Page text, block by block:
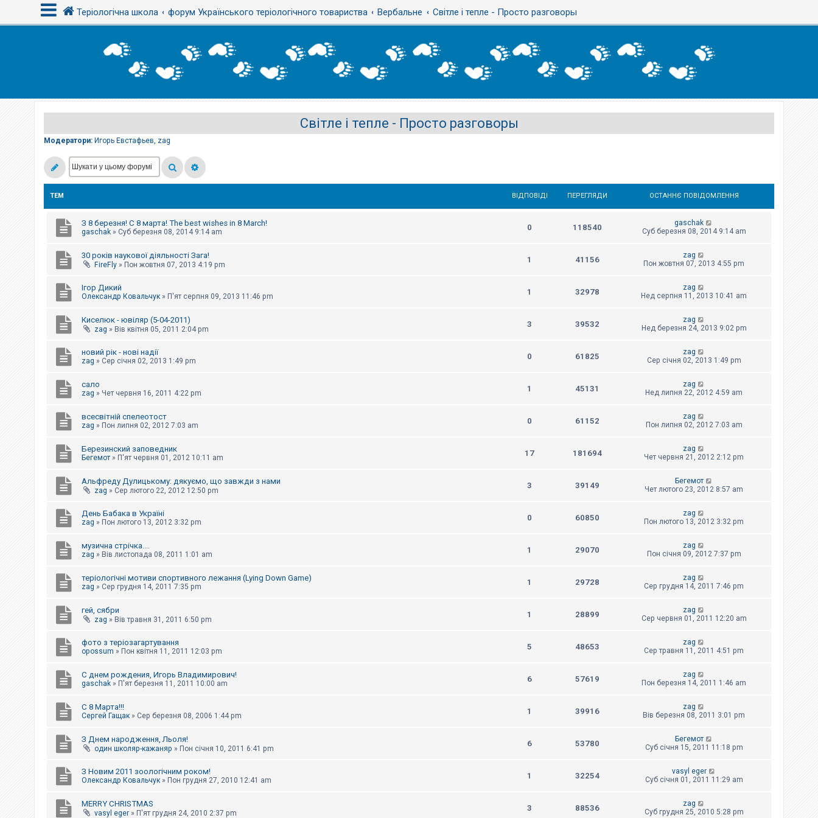
Теріологічна школа форум Українського теріологічного товариства Вербальне Світле і тепле - Просто разговоры
Світле і тепле - Просто разговоры
Модератори: Игорь Евстафьев, zag
ТЕМ ВІДПОВІДІ ПЕРЕГЛЯДИ ОСТАННЄ ПОВІДОМЛЕННЯ
З 8 березня! С 8 марта! The best wishes in 8 March!
gaschak » Суб березня 08, 2014 9:14 am 0 118540
gaschak
Суб березня 08, 2014 9:14 am
30 років наукової діяльності Зага!
FireFly » Пон жовтня 07, 2013 4:19 pm
1 41156
zag
Пон жовтня 07, 2013 4:55 pm
Ігор Дикий
Олександр Ковальчук » П'ят серпня 09, 2013 11:46 pm 1 32978
zag
Нед серпня 11, 2013 10:41 am
Киселюк - ювіляр (5-04-2011)
zag » Вів квітня 05, 2011 2:04 pm
3 39532
zag
Нед березня 24, 2013 9:02 pm
новий рік - нові надії
zag » Сер січня 02, 2013 1:49 pm 0 61825
zag
Сер січня 02, 2013 1:49 pm
сало
zag » Чет червня 16, 2011 4:22 pm 1 45131
zag
Нед липня 22, 2012 4:59 am
всесвітній спелеотост
zag » Пон липня 02, 2012 7:03 am 0 61152
zag
Пон липня 02, 2012 7:03 am
Березинский заповедник
Бегемот » П'ят червня 01, 2012 10:11 am 17 181694
zag
Чет червня 21, 2012 2:12 pm
Альфреду Дулицькому: дякуємо, що завжди з нами
zag » Сер лютого 22, 2012 12:50 pm
3 39149
Бегемот
Чет лютого 23, 2012 8:57 am
День Бабака в Україні
zag » Пон лютого 13, 2012 3:32 pm 0 60850
zag
Пон лютого 13, 2012 3:32 pm
музична стрічка....
zag » Вів листопада 08, 2011 1:01 am 1 29070
zag
Пон січня 09, 2012 7:37 pm
теріологічні мотиви спортивного лежання (Lying Down Game)
zag » Сер грудня 14, 2011 7:35 pm 1 29728
zag
Сер грудня 14, 2011 7:46 pm
гей, сябри
zag » Вів травня 31, 2011 6:50 pm
1 28899
zag
Сер червня 01, 2011 12:20 am
фото з теріозагартування
opossum » Пон квітня 11, 2011 12:03 pm 5 48653
zag
Сер травня 11, 2011 4:51 pm
С днем рождения, Игорь Владимирович!
gaschak » П'ят березня 11, 2011 10:00 am 6 57619
zag
Пон березня 14, 2011 1:46 am
С 8 Марта!!!
Сергей Гащак » Сер березня 08, 2006 1:44 pm 1 39916
zag
Вів березня 08, 2011 3:01 pm
З Днем народження, Льоля!
один школяр-кажаняр » Пон січня 10, 2011 6:41 pm
6 53780
Бегемот
Суб січня 15, 2011 11:18 pm
З Новим 2011 зоологічним роком!
Олександр Ковальчук » Пон грудня 27, 2010 12:41 am 1 32254
vasyl eger
Суб січня 01, 2011 11:29 am
MERRY CHRISTMAS
vasyl eger » П'ят грудня 24, 2010 2:37 pm
3 88536
zag
Суб грудня 25, 2010 5:28 pm